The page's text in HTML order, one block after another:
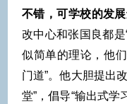
不错，可学校的发
改中心和张国良都
似简单的理论，他
门道”。他大胆提出
堂”，倡导“输出式学